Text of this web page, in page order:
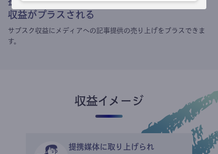
収益がプラスされる
サブスク収益にメディアへの記事提供の売り上げをプラスできま
す。
収益イメージ
提携媒体に取り上げられ